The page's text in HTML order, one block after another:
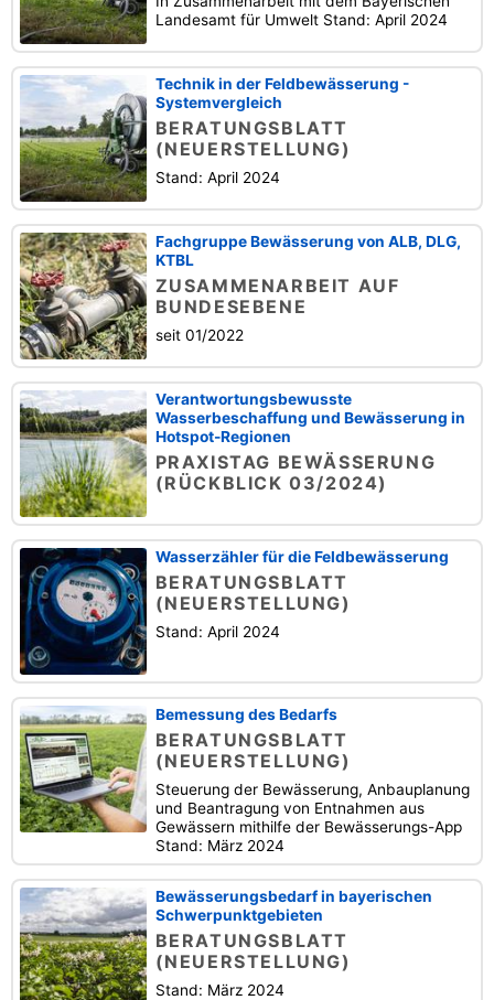
Landesamt für Umwelt Stand: April 2024
Technik in der Feldbewässerung -
Systemvergleich
BERATUNGSBLATT
(NEUERSTELLUNG)
Stand: April 2024
Fachgruppe Bewässerung von ALB, DLG,
KTBL
ZUSAMMENARBEIT AUF
BUNDESEBENE
seit 01/2022
Verantwortungsbewusste
Wasserbeschaffung und Bewässerung in
Hotspot-Regionen
PRAXISTAG BEWÄSSERUNG
(RÜCKBLICK 03/2024)
Wasserzähler für die Feldbewässerung
BERATUNGSBLATT
(NEUERSTELLUNG)
Stand: April 2024
Bemessung des Bedarfs
BERATUNGSBLATT
(NEUERSTELLUNG)
Steuerung der Bewässerung, Anbauplanung
und Beantragung von Entnahmen aus
Gewässern mithilfe der Bewässerungs-App
Stand: März 2024
Bewässerungsbedarf in bayerischen
Schwerpunktgebieten
BERATUNGSBLATT
(NEUERSTELLUNG)
Stand: März 2024